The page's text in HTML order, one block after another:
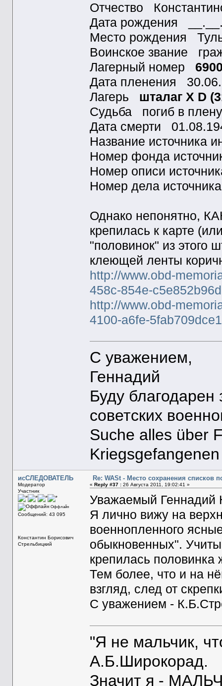
Отчество
Дата рождения
Место рождения
Воинское звание
Лагерный номер
Дата пленения
Лагерь шталаг X D
Судьба погиб в плену
Дата смерти
Название
Номер фонда
Номер описи
Номер дела
Однако непонятно,
крепилась к карте
"половинок" из
клеющей ленты
http://www.obd-
458c-854e-
http://www.obd-
4100-a6fe-
С уважением,
Геннадий
Буду
советских
Suche alles über
Kriegsgefangenen
исСЛЕДОВАТЕЛЬ
Модератор
Участник
Оффлайн
Сообщений: 43 095
Константин Борисович
Стрельбицкий
Re: WASt - Место сохранения списков
« Reply #37 :26 Августа 2011, 19:02:41 »
Уважаемый Геннадий
Я лично вижу на
военнопленного
обыкновенных".
крепилась половинка
Тем более, что и на
взгляд, след от
С уважением -
"Я не мальчик,
А.Б.Широкорад.
Значит я -